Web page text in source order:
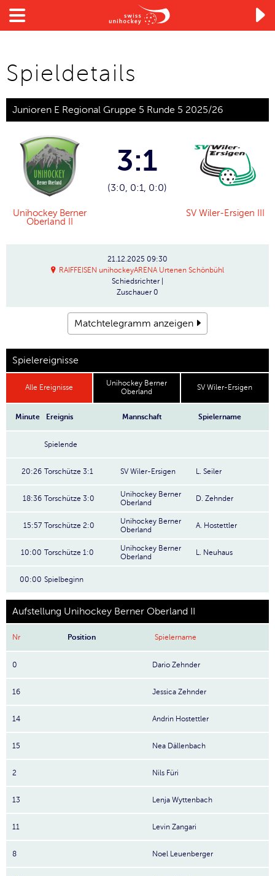

Spieldetails
Junioren E Regional Gruppe 5 Runde 5 2025/26
Unihockey Berner
Oberland II
3:1
(3:0, 0:1, 0:0)
SV Wiler-Ersigen III
21.12.2025 09:30
RAIFFEISEN unihockeyARENA Urtenen Schönbühl
Schiedsrichter
Zuschauer 0
Matchtelegramm anzeigen
Spielereignisse
Alle Ereignisse
Unihockey Berner
Oberland
SV Wiler-Ersigen
Minute Ereignis Mannschaft Spielername
Spielende
20:26 Torschütze 3:1 SV Wiler-Ersigen L. Seiler
18:36 Torschütze 3:0
Unihockey Berner
Oberland
D. Zehnder
15:57 Torschütze 2:0
Unihockey Berner
Oberland
A. Hostettler
10:00 Torschütze 1:0
Unihockey Berner
Oberland
L. Neuhaus
00:00 Spielbeginn
Aufstellung Unihockey Berner Oberland II
Nr Position Spielername
0 Dario Zehnder
16 Jessica Zehnder
14 Andrin Hostettler
15 Nea Dällenbach
2 Nils Füri
13 Lenja Wyttenbach
11 Levin Zangari
8 Noel Leuenberger